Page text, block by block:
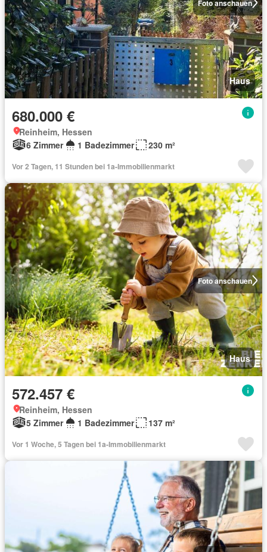
Foto anschauen
Haus
680.000 €
Reinheim, Hessen
6 Zimmer
1 Badezimmer 230 m²
Vor 2 Tagen, 11 Stunden bei 1a-Immobilienmarkt
Foto anschauen
Haus
572.457 €
Reinheim, Hessen
5 Zimmer
1 Badezimmer 137 m²
Vor 1 Woche, 5 Tagen bei 1a-Immobilienmarkt